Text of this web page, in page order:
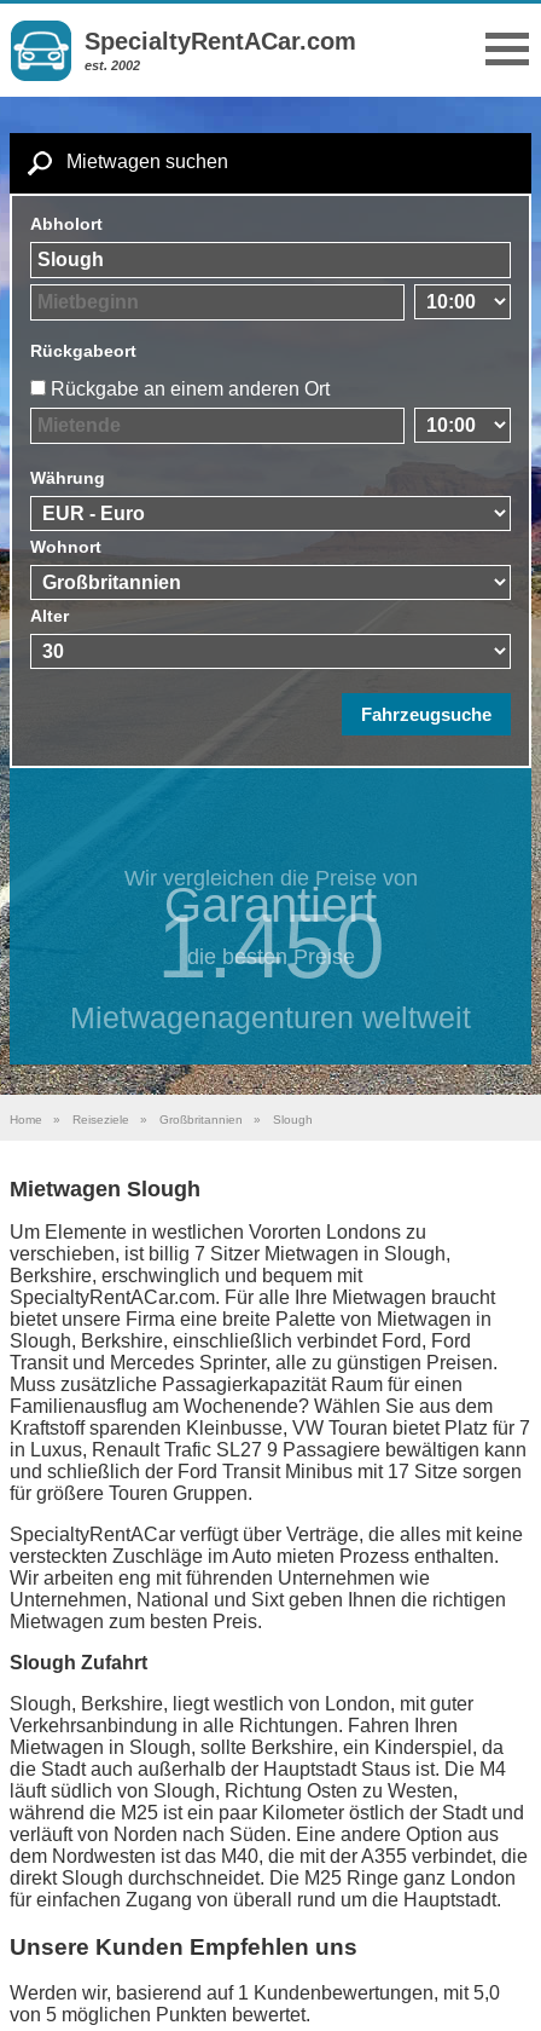
SpecialtyRentACar.com
est. 2002
Mietwagen suchen
Abholort
Rückgabeort
Rückgabe an einem anderen Ort
Währung
Wohnort
Alter
Wir vergleichen die Preise von
1.450
Mietwagenagenturen weltweit
Garantiert
die besten Preise
Home » Reiseziele » Großbritannien » Slough
Mietwagen Slough
Um Elemente in westlichen Vororten Londons zu
verschieben, ist billig 7 Sitzer Mietwagen in Slough,
Berkshire, erschwinglich und bequem mit
SpecialtyRentACar.com. Für alle Ihre Mietwagen braucht
bietet unsere Firma eine breite Palette von Mietwagen in
Slough, Berkshire, einschließlich verbindet Ford, Ford
Transit und Mercedes Sprinter, alle zu günstigen Preisen.
Muss zusätzliche Passagierkapazität Raum für einen
Familienausflug am Wochenende? Wählen Sie aus dem
Kraftstoff sparenden Kleinbusse, VW Touran bietet Platz für 7
in Luxus, Renault Trafic SL27 9 Passagiere bewältigen kann
und schließlich der Ford Transit Minibus mit 17 Sitze sorgen
für größere Touren Gruppen.
SpecialtyRentACar verfügt über Verträge, die alles mit keine
versteckten Zuschläge im Auto mieten Prozess enthalten.
Wir arbeiten eng mit führenden Unternehmen wie
Unternehmen, National und Sixt geben Ihnen die richtigen
Mietwagen zum besten Preis.
Slough Zufahrt
Slough, Berkshire, liegt westlich von London, mit guter
Verkehrsanbindung in alle Richtungen. Fahren Ihren
Mietwagen in Slough, sollte Berkshire, ein Kinderspiel, da
die Stadt auch außerhalb der Hauptstadt Staus ist. Die M4
läuft südlich von Slough, Richtung Osten zu Westen,
während die M25 ist ein paar Kilometer östlich der Stadt und
verläuft von Norden nach Süden. Eine andere Option aus
dem Nordwesten ist das M40, die mit der A355 verbindet, die
direkt Slough durchschneidet. Die M25 Ringe ganz London
für einfachen Zugang von überall rund um die Hauptstadt.
Unsere Kunden Empfehlen uns
Werden wir, basierend auf 1 Kundenbewertungen, mit 5,0
von 5 möglichen Punkten bewertet.